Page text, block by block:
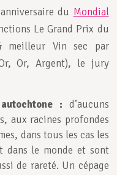
du Mondial
Le Grand Prix du
meilleur Vin sec par
Or, Argent), le jury
: d’aucuns
aux racines profondes
dans tous les cas les
dans le monde et sont
de rareté. Un cépage